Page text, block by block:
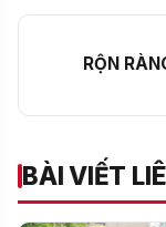
TỔNG BÍ
KỶ
RỘN
BÀI VIẾT